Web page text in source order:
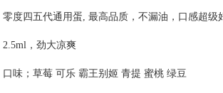
零度四五代通用蛋, 最高品质，不漏油，口感超级
2.5ml，劲大凉爽
口味；草莓 可乐 霸王别姬 青提 蜜桃 绿豆